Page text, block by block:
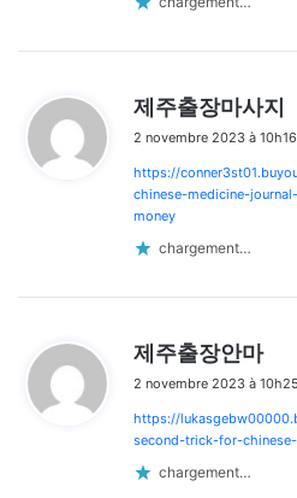
제주출장마사지
t
:
2 novembre 2023 à 10h16
https://
chinese-medicine-
money
chargement…
제주출장안마
t
:
2 novembre 2023 à 10h25
https://
second-trick-for-
chargement…